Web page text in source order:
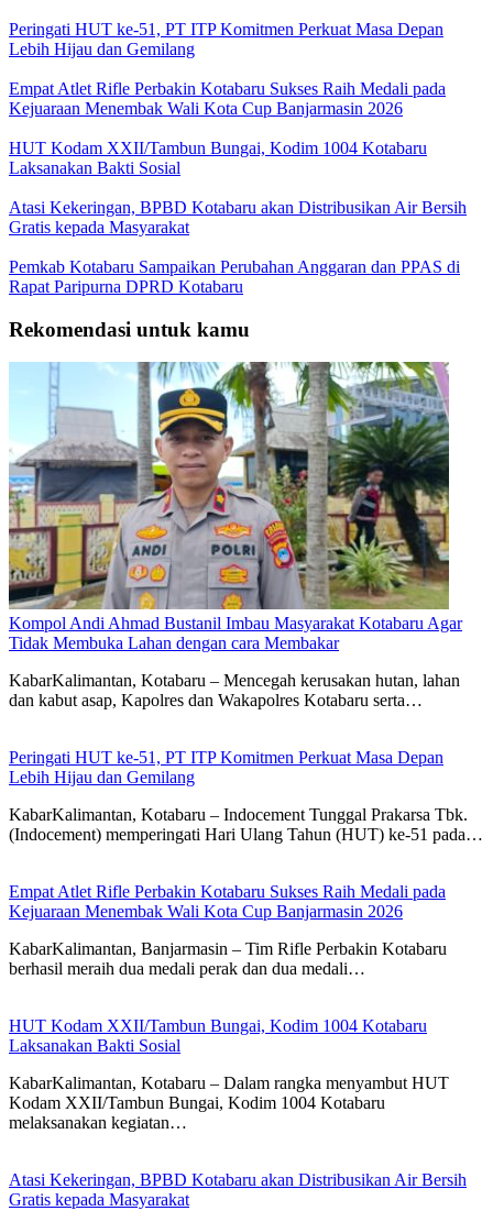
Peringati HUT ke-51, PT ITP Komitmen Perkuat Masa Depan
Lebih Hijau dan Gemilang
Empat Atlet Rifle Perbakin Kotabaru Sukses Raih Medali pada
Kejuaraan Menembak Wali Kota Cup Banjarmasin 2026
HUT Kodam XXII/Tambun Bungai, Kodim 1004 Kotabaru
Laksanakan Bakti Sosial
Atasi Kekeringan, BPBD Kotabaru akan Distribusikan Air Bersih
Gratis kepada Masyarakat
Pemkab Kotabaru Sampaikan Perubahan Anggaran dan PPAS di
Rapat Paripurna DPRD Kotabaru
Rekomendasi untuk kamu
Kompol Andi Ahmad Bustanil Imbau Masyarakat Kotabaru Agar
Tidak Membuka Lahan dengan cara Membakar
KabarKalimantan, Kotabaru – Mencegah kerusakan hutan, lahan
dan kabut asap, Kapolres dan Wakapolres Kotabaru serta…
Peringati HUT ke-51, PT ITP Komitmen Perkuat Masa Depan
Lebih Hijau dan Gemilang
KabarKalimantan, Kotabaru – Indocement Tunggal Prakarsa Tbk.
(Indocement) memperingati Hari Ulang Tahun (HUT) ke-51 pada…
Empat Atlet Rifle Perbakin Kotabaru Sukses Raih Medali pada
Kejuaraan Menembak Wali Kota Cup Banjarmasin 2026
KabarKalimantan, Banjarmasin – Tim Rifle Perbakin Kotabaru
berhasil meraih dua medali perak dan dua medali…
HUT Kodam XXII/Tambun Bungai, Kodim 1004 Kotabaru
Laksanakan Bakti Sosial
KabarKalimantan, Kotabaru – Dalam rangka menyambut HUT
Kodam XXII/Tambun Bungai, Kodim 1004 Kotabaru
melaksanakan kegiatan…
Atasi Kekeringan, BPBD Kotabaru akan Distribusikan Air Bersih
Gratis kepada Masyarakat